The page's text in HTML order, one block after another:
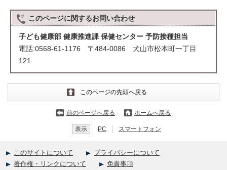
このページに関するお問い合わせ
子ども健康部 健康推進課 保健センター 予防接種担当
電話:0568-61-1176 〒484-0086 犬山市松本町一丁目
121
このページの先頭へ戻る
前のページへ戻る ホームへ戻る
表示 PC スマートフォン
このサイトについて
プライバシーについて
著作権・リンクについて
免責事項